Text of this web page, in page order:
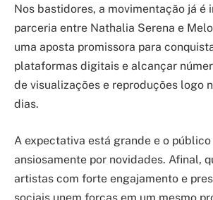
Nos bastidores, a movimentação já é
parceria entre Nathalia Serena e
uma aposta promissora para
plataformas digitais e alcançar
de visualizações e reproduções logo
dias.
A expectativa está grande e o
ansiosamente por novidades. Afinal,
artistas com forte engajamento e
sociais unem forças em um mesmo